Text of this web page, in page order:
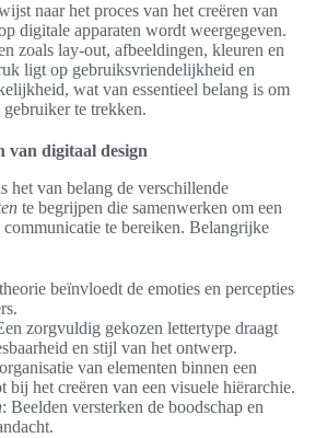
naar het proces van het creëren van
digitale apparaten wordt weergegeven.
zoals lay-out, afbeeldingen, kleuren en
ligt op gebruiksvriendelijkheid en
wat van essentieel belang is om
gebruiker te trekken.
van digitaal design
het van belang de verschillende
te begrijpen die samenwerken om een
te bereiken. Belangrijke
beïnvloedt de emoties en percepties
zorgvuldig gekozen lettertype draagt
en stijl van het ontwerp.
van elementen binnen een
bij het creëren van een visuele hiërarchie.
: Beelden versterken de boodschap en